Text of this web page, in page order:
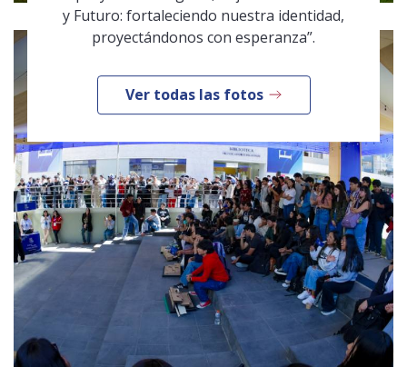
y Futuro: fortaleciendo nuestra identidad,
proyectándonos con esperanza”.
Ver todas las fotos